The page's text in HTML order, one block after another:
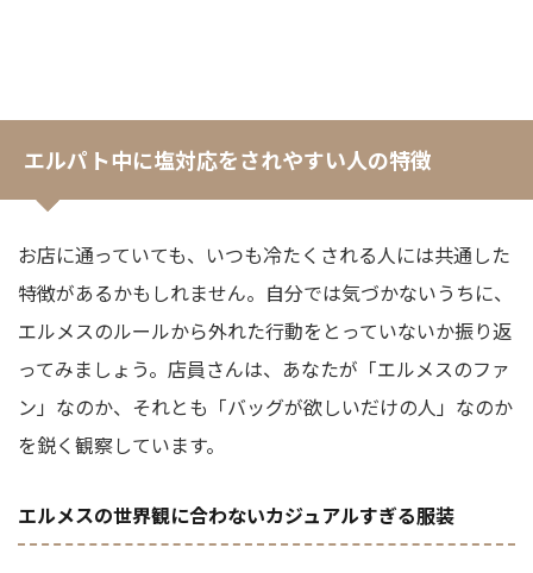
エルパト中に塩対応をされやすい人の特徴
お店に通っていても、いつも冷たくされる人には共通した
特徴があるかもしれません。自分では気づかないうちに、
エルメスのルールから外れた行動をとっていないか振り返
ってみましょう。店員さんは、あなたが「エルメスのファ
ン」なのか、それとも「バッグが欲しいだけの人」なのか
を鋭く観察しています。
エルメスの世界観に合わないカジュアルすぎる服装